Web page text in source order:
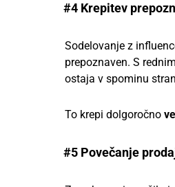
#4 Krepitev
Sodelovanje z
prepoznaven. S
ostaja v spominu
To krepi dolgoročno
#5 Povečanje